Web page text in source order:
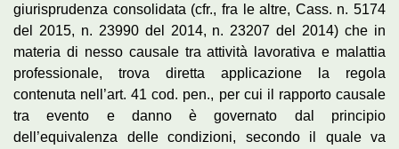
giurisprudenza consolidata (cfr., fra le altre, Cass. n. 5174
del 2015, n. 23990 del 2014, n. 23207 del 2014) che in
materia di nesso causale tra attività lavorativa e malattia
professionale, trova diretta applicazione la regola
contenuta nell’art. 41 cod. pen., per cui il rapporto causale
tra evento e danno è governato dal principio
dell’equivalenza delle condizioni, secondo il quale va